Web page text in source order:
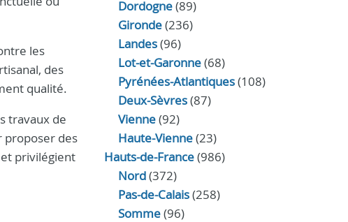
les
des
qualité.
travaux de
proposer des
privilégient
Dordogne(89)
Gironde(236)
Landes(96)
Lot-et-Garonne(68)
Pyrénées-Atlantiques(108)
Deux-Sèvres(87)
Vienne(92)
Haute-Vienne(23)
Hauts-de-France(986)
Nord(372)
Pas-de-Calais(258)
Somme(96)